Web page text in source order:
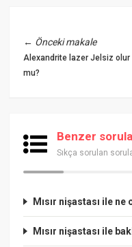
← Önceki makale
Alexandrite lazer Jelsiz olur
mu?
Benzer
Sıkça sorulan
Mısır nişastası ile ne
Mısır nişastası ile